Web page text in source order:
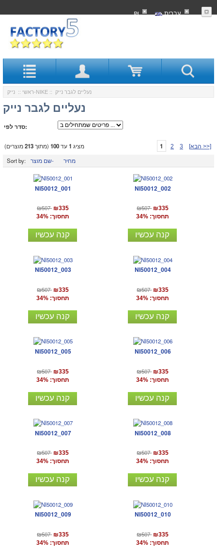
עִברִית ₪
ראשי :: נייק-NIKE :: נעליים לגבר נייק
נעליים לגבר נייק
סדר לפי:
מציג 1עד100 (מתוך213מוצרים) 1 2 3 [הבא >>]
Sort by: שם מוצר- מחיר
NI50012_001
₪507 ₪335
תחסוך: 34%
קנה עכשיו
NI50012_002
₪507 ₪335
תחסוך: 34%
קנה עכשיו
NI50012_003
₪507 ₪335
תחסוך: 34%
קנה עכשיו
NI50012_004
₪507 ₪335
תחסוך: 34%
קנה עכשיו
NI50012_005
₪507 ₪335
תחסוך: 34%
קנה עכשיו
NI50012_006
₪507 ₪335
תחסוך: 34%
קנה עכשיו
NI50012_007
₪507 ₪335
תחסוך: 34%
קנה עכשיו
NI50012_008
₪507 ₪335
תחסוך: 34%
קנה עכשיו
NI50012_009
₪507 ₪335
תחסוך: 34%
NI50012_010
₪507 ₪335
תחסוך: 34%